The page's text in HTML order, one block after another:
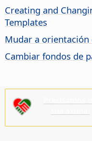
Creating and
Templates
Mudar a orientación
Cambiar fondos de